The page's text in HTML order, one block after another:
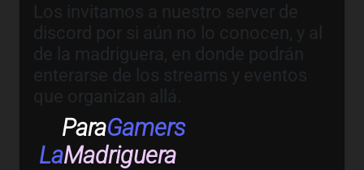
Los invitamos a nuestro server de
discord por si aún no lo conocen, y al
de la madriguera, en donde podrán
enterarse de los streams y eventos
que organizan allá.
ParaGamers
LaMadriguera